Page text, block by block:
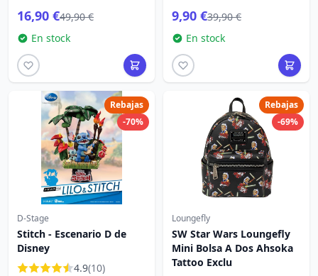
16,90 €49,90 €
En stock
9,90 €39,90 €
En stock
Rebajas
-70%
D-Stage
Stitch - Escenario D de
Disney
4.9(10)
Rebajas
-69%
Loungefly
SW Star Wars Loungefly
Mini Bolsa A Dos Ahsoka
Tattoo Exclu